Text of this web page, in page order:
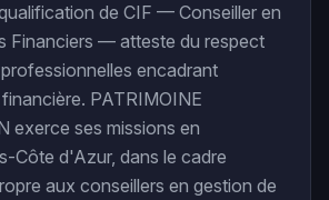
de CIF — Conseiller en
Financiers — atteste du respect
encadrant
PATRIMOINE
exerce ses missions en
Côte d'Azur, dans le cadre
aux conseillers en gestion de